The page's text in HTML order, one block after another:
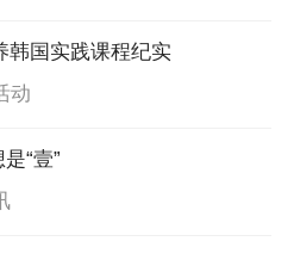
韩国实践课程纪实
动
“壹”